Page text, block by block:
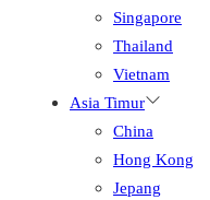
Singapore
Thailand
Vietnam
Asia Timur
China
Hong Kong
Jepang